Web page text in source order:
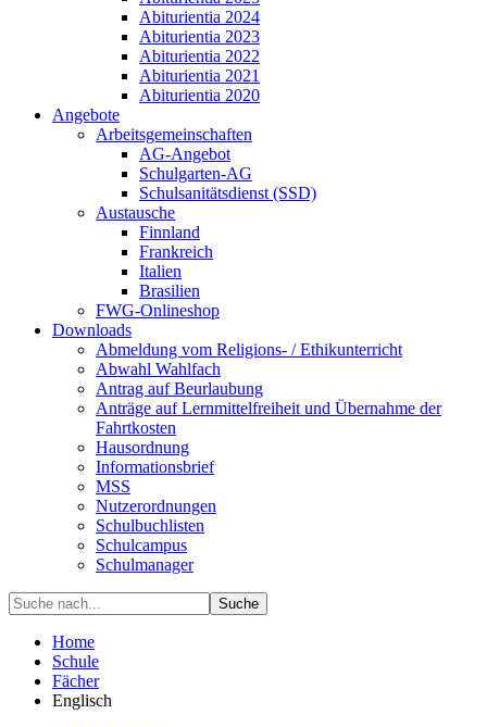
Abiturientia 2024
Abiturientia 2023
Abiturientia 2022
Abiturientia 2021
Abiturientia 2020
Angebote
Arbeitsgemeinschaften
AG-Angebot
Schulgarten-AG
Schulsanitätsdienst (SSD)
Austausche
Finnland
Frankreich
Italien
Brasilien
FWG-Onlineshop
Downloads
Abmeldung vom Religions- / Ethikunterricht
Abwahl Wahlfach
Antrag auf Beurlaubung
Anträge auf Lernmittelfreiheit und Übernahme der
Fahrtkosten
Hausordnung
Informationsbrief
MSS
Nutzerordnungen
Schulbuchlisten
Schulcampus
Schulmanager
Suche
Home
Schule
Fächer
Englisch